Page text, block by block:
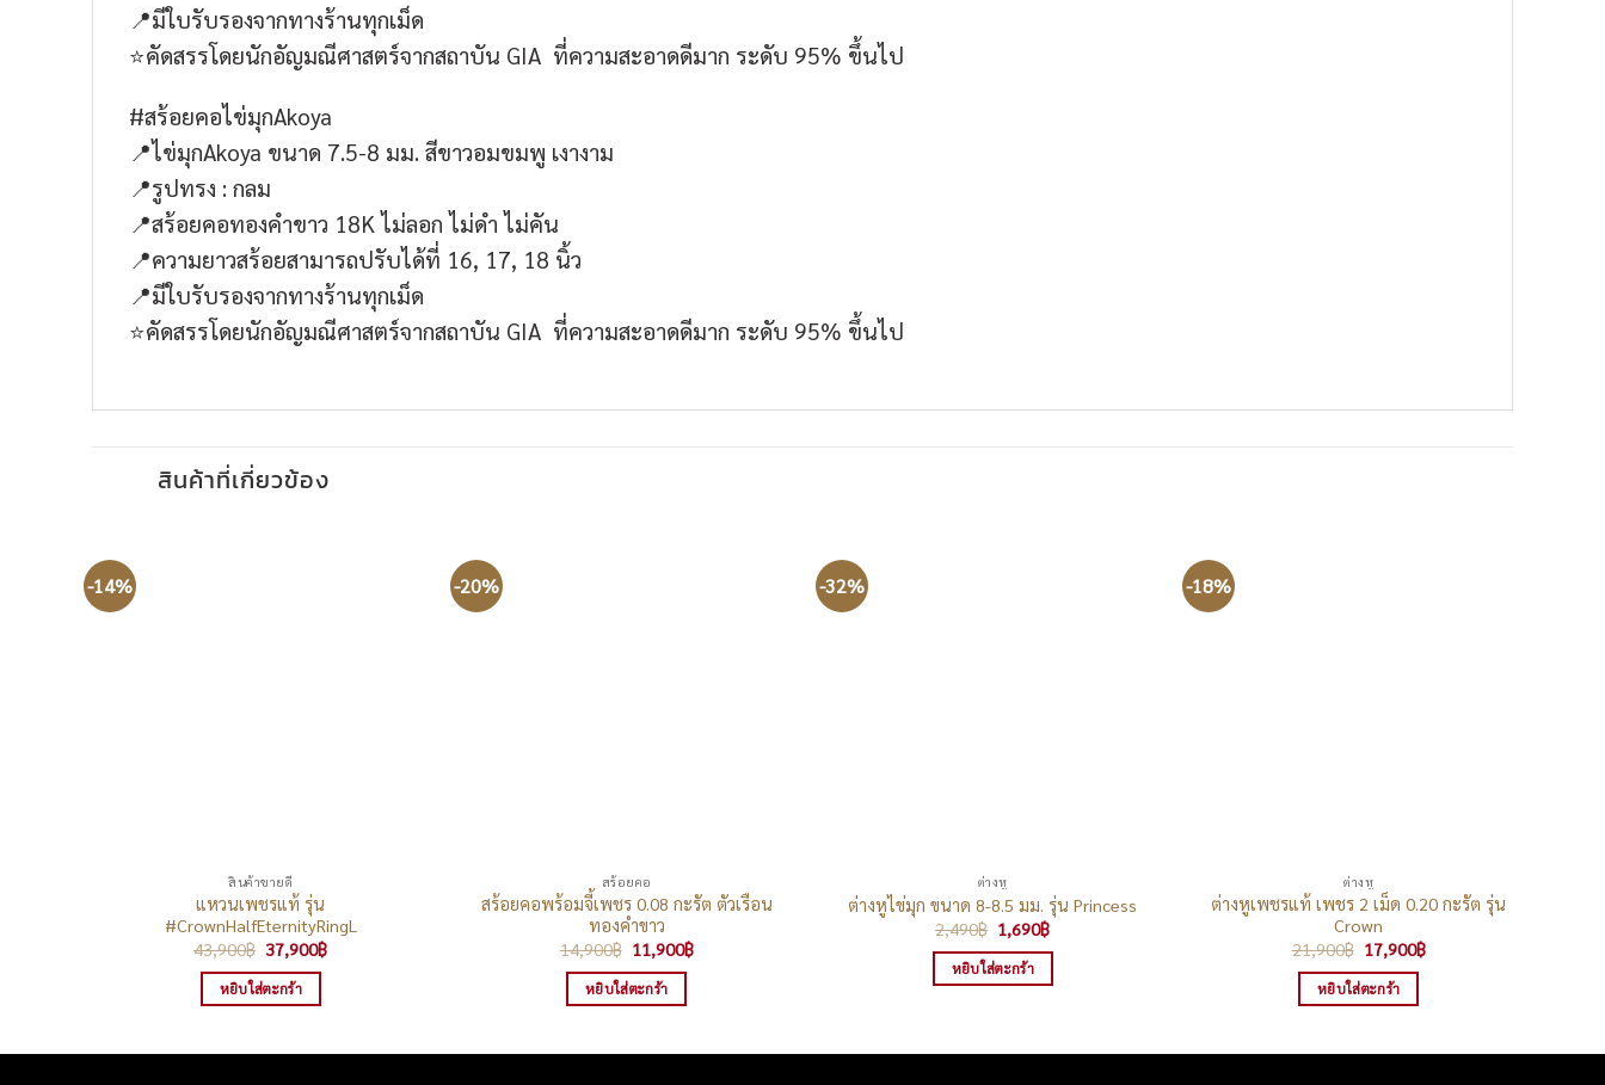
📍มีใบรับรองจากทางร้านทุกเม็ด
⭐️คัดสรรโดยนักอัญมณีศาสตร์จากสถาบัน GIA ที่ความสะอาดดีมาก ระดับ 95% ขึ้นไป
#สร้อยคอไข่มุกAkoya
📍ไข่มุกAkoya ขนาด 7.5-8 มม. สีขาวอมขมพู เงางาม
📍รูปทรง : กลม
📍สร้อยคอทองคำขาว 18K ไม่ลอก ไม่ดำ ไม่คัน
📍ความยาวสร้อยสามารถปรับได้ที่ 16, 17, 18 นิ้ว
📍มีใบรับรองจากทางร้านทุกเม็ด
⭐️คัดสรรโดยนักอัญมณีศาสตร์จากสถาบัน GIA ที่ความสะอาดดีมาก ระดับ 95% ขึ้นไป
สินค้าที่เกี่ยวข้อง
-14%
สินค้าขายดี
แหวนเพชรแท้ รุ่น
#CrownHalfEternityRingL
43,900฿ Original
price
was:
43,900฿.
37,900฿Current
หยิบใส่ตะกร้า
-20%
สร้อยคอ
สร้อยคอพร้อมจี้เพชร 0.08 กะรัต ตัวเรือน
ทองคำขาว
14,900฿ Original
price
was:
14,900฿.
11,900฿Current
หยิบใส่ตะกร้า
-32%
ต่างหู
ต่างหูไข่มุก ขนาด 8-8.5 มม. รุ่น Princess
2,490฿ Original
price
was:
2,490฿.
1,690฿Current
is:
หยิบใส่ตะกร้า
-18%
ต่างหู
ต่างหูเพชรแท้ เพชร 2 เม็ด 0.20 กะรัต รุ่น
Crown
21,900฿ Original
price
was:
21,900฿.
17,900฿Current
หยิบใส่ตะกร้า